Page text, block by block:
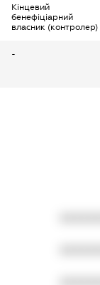
Кінцевий
бенефіціарний
власник (контролер)
-